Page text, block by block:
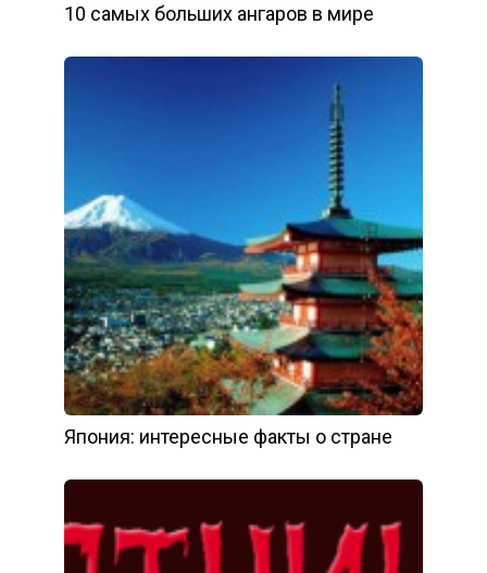
10 самых больших ангаров в мире
Япония: интересные факты о стране